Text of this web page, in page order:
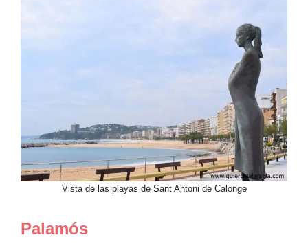
Vista de las playas de Sant Antoni de Calonge
Palamós